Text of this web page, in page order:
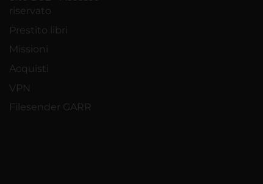
riservato
Prestito libri
Missioni
Acquisti
VPN
Filesender GARR